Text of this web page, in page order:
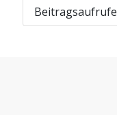
Beitragsaufrufe